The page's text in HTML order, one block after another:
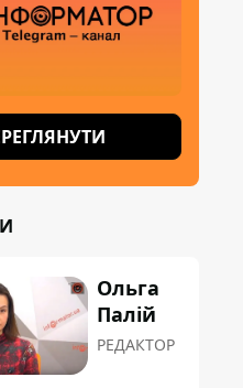
Ольга
Палій
РЕДАКТОР